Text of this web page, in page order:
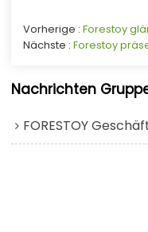
Vorherige
Nächste
Nachrichten
FORESTOY